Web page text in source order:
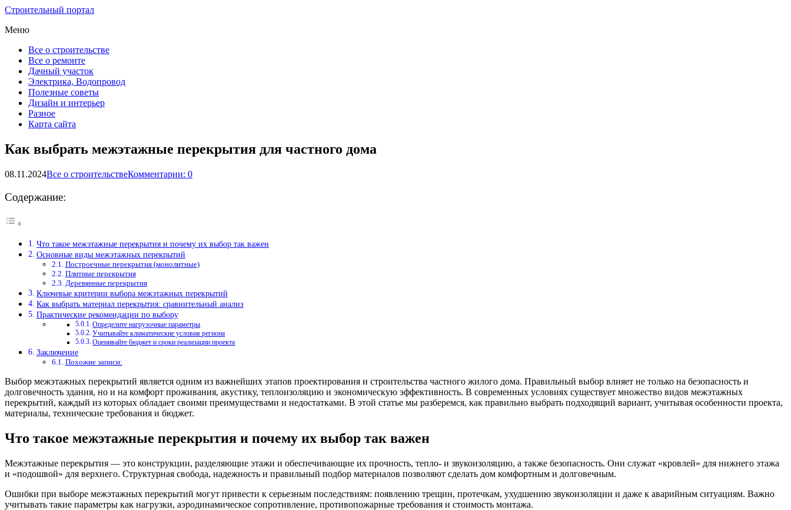
Строительный портал
Меню
Все о строительстве
Все о ремонте
Дачный участок
Электрика, Водопровод
Полезные советы
Дизайн и интерьер
Разное
Карта сайта
Как выбрать межэтажные перекрытия для частного дома
08.11.2024Все о строительствеКомментарии: 0
Содержание:
Что такое межэтажные перекрытия и почему их выбор так важен
Основные виды межэтажных перекрытий
Построечные перекрытия (монолитные)
Плитные перекрытия
Деревянные перекрытия
Ключевые критерии выбора межэтажных перекрытий
Как выбрать материал перекрытия: сравнительный анализ
Практические рекомендации по выбору
Определите нагрузочные параметры
Учитывайте климатические условия региона
Оценивайте бюджет и сроки реализации проекта
Заключение
Похожие записи:
Выбор межэтажных перекрытий является одним из важнейших этапов проектирования и строительства частного жилого дома. Правильный выбор влияет не только на безопасность и
долговечность здания, но и на комфорт проживания, акустику, теплоизоляцию и экономическую эффективность. В современных условиях существует множество видов межэтажных
перекрытий, каждый из которых обладает своими преимуществами и недостатками. В этой статье мы разберемся, как правильно выбрать подходящий вариант, учитывая особенности проекта,
материалы, технические требования и бюджет.
Что такое межэтажные перекрытия и почему их выбор так важен
Межэтажные перекрытия — это конструкции, разделяющие этажи и обеспечивающие их прочность, тепло- и звукоизоляцию, а также безопасность. Они служат «кровлей» для нижнего этажа
и «подошвой» для верхнего. Структурная свобода, надежность и правильный подбор материалов позволяют сделать дом комфортным и долговечным.
Ошибки при выборе межэтажных перекрытий могут привести к серьезным последствиям: появлению трещин, протечкам, ухудшению звукоизоляции и даже к аварийным ситуациям. Важно
учитывать такие параметры как нагрузки, аэродинамическое сопротивление, противопожарные требования и стоимость монтажа.